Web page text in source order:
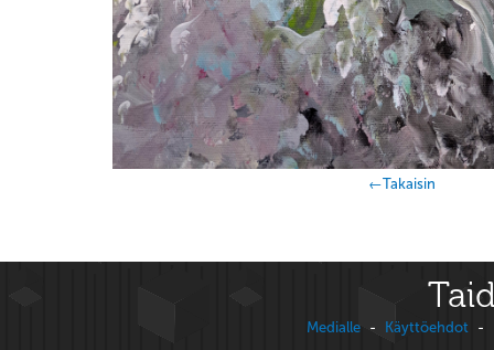
←Takaisin
Medialle - Käyttöehdot -